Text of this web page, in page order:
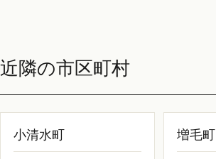
近隣の市区町村
小清水町 増毛町